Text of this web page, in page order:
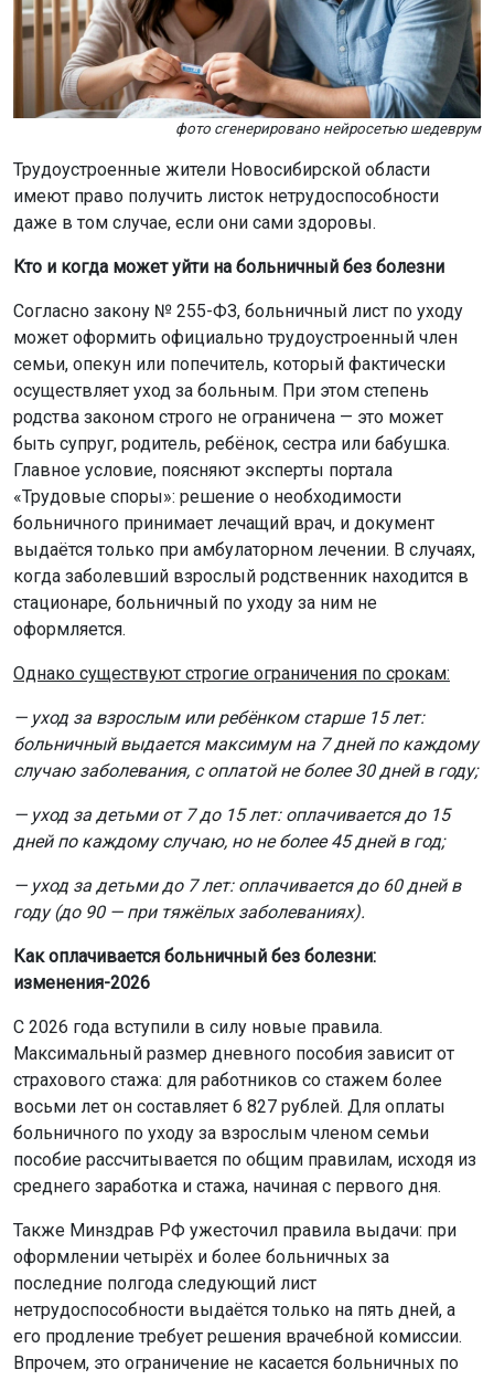
фото сгенерировано нейросетью шедеврум
Трудоустроенные жители Новосибирской области
имеют право получить листок нетрудоспособности
даже в том случае, если они сами здоровы.
Кто и когда может уйти на больничный без болезни
Согласно закону № 255-ФЗ, больничный лист по уходу
может оформить официально трудоустроенный член
семьи, опекун или попечитель, который фактически
осуществляет уход за больным. При этом степень
родства законом строго не ограничена — это может
быть супруг, родитель, ребёнок, сестра или бабушка.
Главное условие, поясняют эксперты портала
«Трудовые споры»: решение о необходимости
больничного принимает лечащий врач, и документ
выдаётся только при амбулаторном лечении. В случаях,
когда заболевший взрослый родственник находится в
стационаре, больничный по уходу за ним не
оформляется.
Однако существуют строгие ограничения по срокам:
— уход за взрослым или ребёнком старше 15 лет:
больничный выдается максимум на 7 дней по каждому
случаю заболевания, с оплатой не более 30 дней в году;
— уход за детьми от 7 до 15 лет: оплачивается до 15
дней по каждому случаю, но не более 45 дней в год;
— уход за детьми до 7 лет: оплачивается до 60 дней в
году (до 90 — при тяжёлых заболеваниях).
Как оплачивается больничный без болезни:
изменения-2026
С 2026 года вступили в силу новые правила.
Максимальный размер дневного пособия зависит от
страхового стажа: для работников со стажем более
восьми лет он составляет 6 827 рублей. Для оплаты
больничного по уходу за взрослым членом семьи
пособие рассчитывается по общим правилам, исходя из
среднего заработка и стажа, начиная с первого дня.
Также Минздрав РФ ужесточил правила выдачи: при
оформлении четырёх и более больничных за
последние полгода следующий лист
нетрудоспособности выдаётся только на пять дней, а
его продление требует решения врачебной комиссии.
Впрочем, это ограничение не касается больничных по